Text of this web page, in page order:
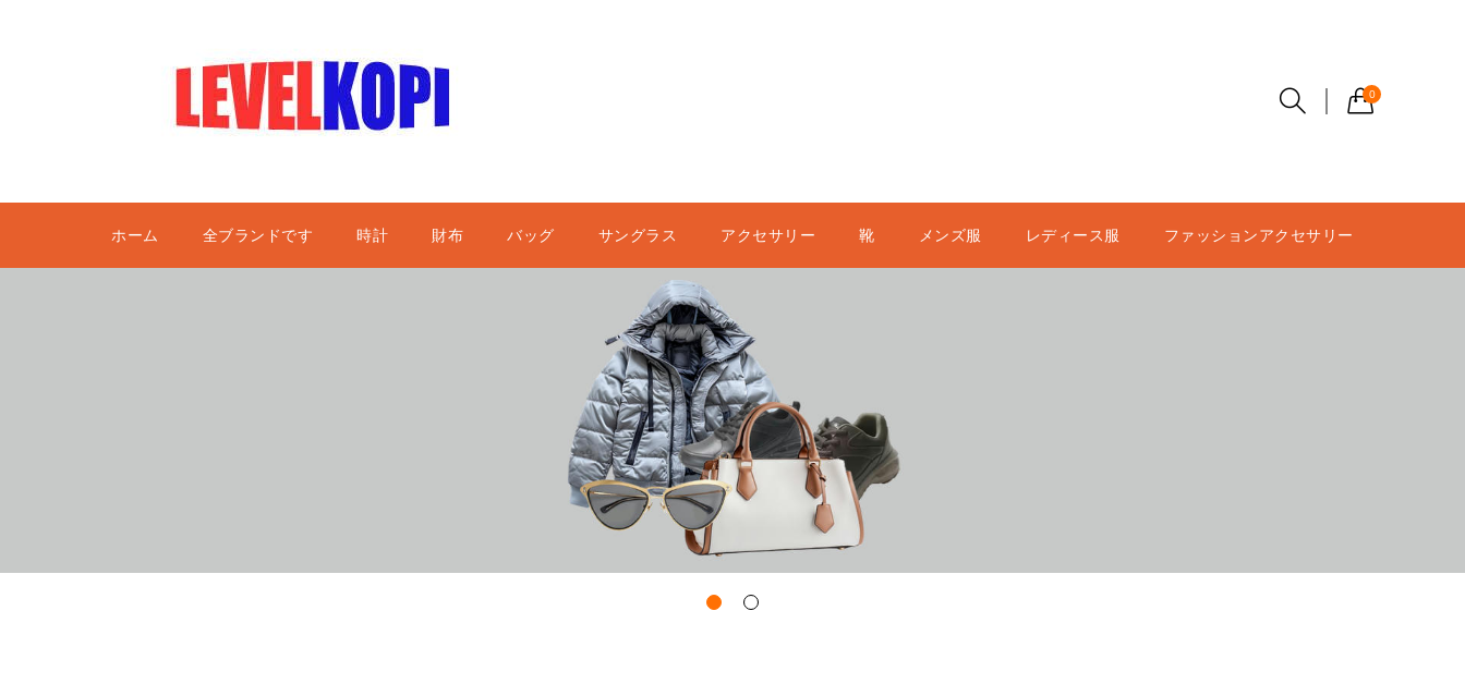
0
ホーム 全ブランドです 時計 財布 バッグ サングラス アクセサリー 靴 メンズ服 レディース服 ファッションアクセサリー